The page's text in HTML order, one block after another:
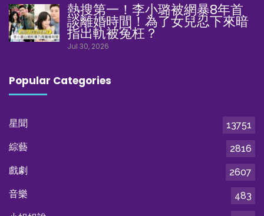
熱搜第一！李小璐被網暴8年首
談離婚時間！為了女兒忍下來暗
指出軌被冤枉？
Jul 30, 2026
Popular Categories
星聞
13751
綜藝
2816
戲劇
2607
音樂
483